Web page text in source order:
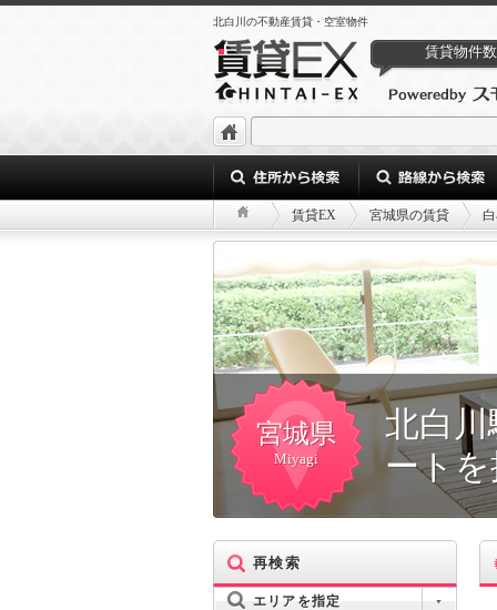
北白川の不動産賃貸・空室物件
賃貸物件数
賃貸EX 宮城県の賃貸
宮城県
Miyagi
北白
ート
再検索
エリアを指定